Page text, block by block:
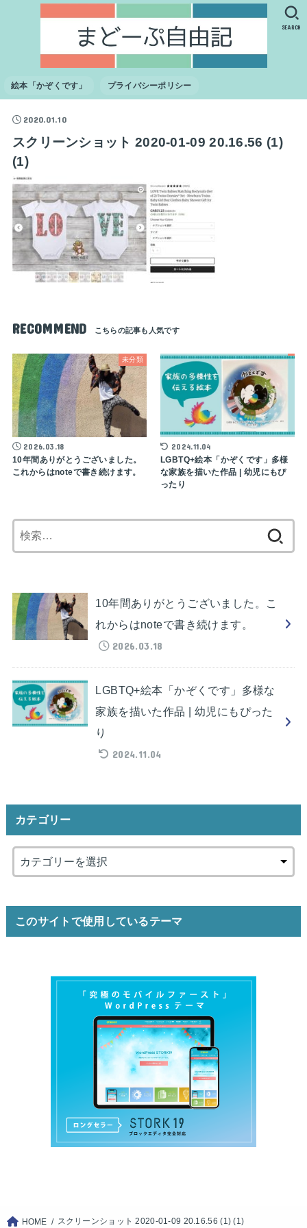
絵本「かぞくです」 プライバシーポリシー
SEARCH
2020.01.10
スクリーンショット 2020-01-09 20.16.56 (1)
(1)
RECOMMEND
未分類
2026.03.18
10年間ありがとうございました。
これからはnoteで書き続けます。
2024.11.04
LGBTQ+絵本「かぞくです」多様
な家族を描いた作品 | 幼児にもぴ
ったり
索:
10年間ありがとうございました。こ
れからはnoteで書き続けます。
2026.03.18
LGBTQ+絵本「かぞくです」多様な
家族を描いた作品 | 幼児にもぴった
り
2024.11.04
カテゴリー
このサイトで使用しているテーマ
HOME スクリーンショット 2020-01-09 20.16.56 (1) (1)